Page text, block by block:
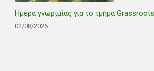
Ημέρα γνωριμίας για το τμήμα Grassroots
02/08/2026